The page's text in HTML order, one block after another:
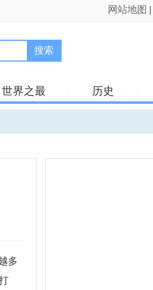
网站地图 |
搜索
世界之最 历史
多